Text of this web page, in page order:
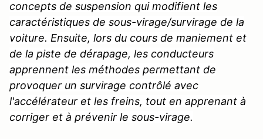
concepts de suspension qui modifient les
caractéristiques de sous-virage/survirage de la
voiture. Ensuite, lors du cours de maniement et
de la piste de dérapage, les conducteurs
apprennent les méthodes permettant de
provoquer un survirage contrôlé avec
l'accélérateur et les freins, tout en apprenant à
corriger et à prévenir le sous-virage.